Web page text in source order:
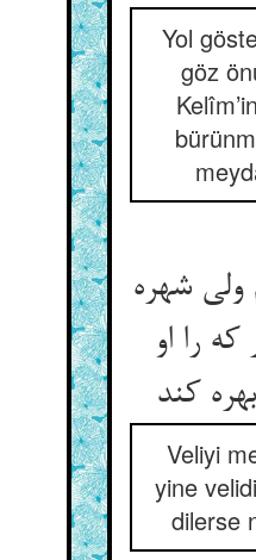
Yol
göz
ولی شهره
را او
کند
Veliyi
yine
dilerse